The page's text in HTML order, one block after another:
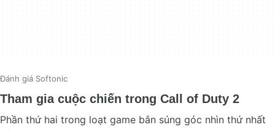
Đánh giá Softonic
Tham gia cuộc chiến trong Call of Duty 2
Phần thứ hai trong loạt game bắn súng góc nhìn thứ nhất